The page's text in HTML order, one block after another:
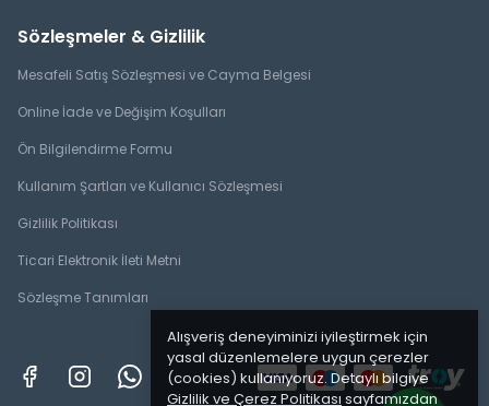
Alışveriş deneyiminizi iyileştirmek için
yasal düzenlemelere uygun çerezler
(cookies) kullanıyoruz. Detaylı bilgiye
Gizlilik ve Çerez Politikası sayfamızdan
Sözleşmeler & Gizlilik
Mesafeli Satış Sözleşmesi ve Cayma Belgesi
Online İade ve Değişim Koşulları
Ön Bilgilendirme Formu
Kullanım Şartları ve Kullanıcı Sözleşmesi
Gizlilik Politikası
Ticari Elektronik İleti Metni
Sözleşme Tanımları